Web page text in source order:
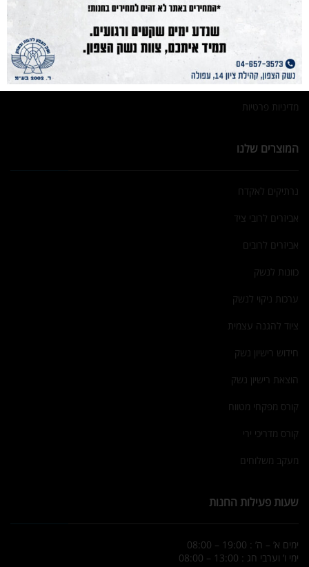
גלריה
מפת אתר
צור קשר
מדיניות פרטיות
המוצרים שלנו
נרתיקים לאקדח
אביזרים לרובי ציד
אביזרים לרובים
כוונות לנשק
ערכות ניקוי לנשק
ציוד להגנה עצמית
חידוש רישיון נשק
הוצאת רישיון נשק
קורס מפקחי מטווח
קורס מדריכי ירי
מעקב משלוחים
שעות פעילות החנות
ימים א’ – ה’ : 19:00 – 08:00
ימי ו’ וערבי חג : 13:00 – 08:00